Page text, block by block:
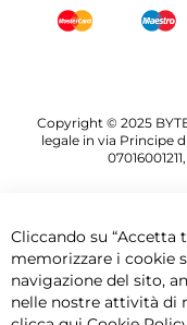
Copyright © 2025
legale in via Principe
Cliccando su “Accetta
memorizzare i cookie
navigazione del sito,
nelle nostre attività di